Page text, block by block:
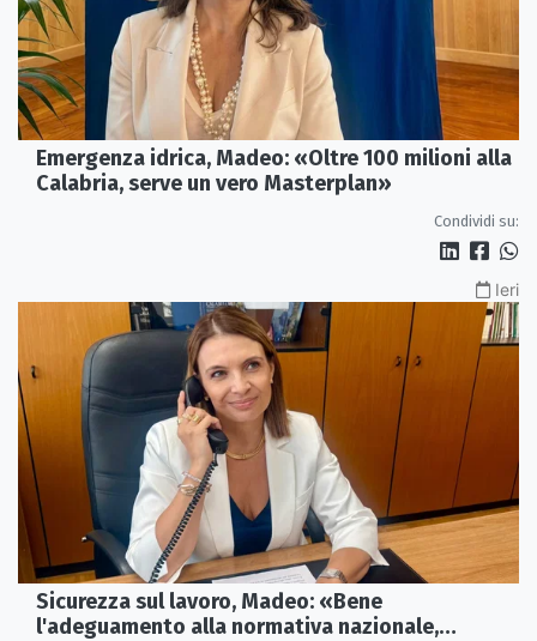
Emergenza idrica, Madeo: «Oltre 100 milioni alla
Calabria, serve un vero Masterplan»
Condividi su:
Ieri
Sicurezza sul lavoro, Madeo: «Bene
l'adeguamento alla normativa nazionale,